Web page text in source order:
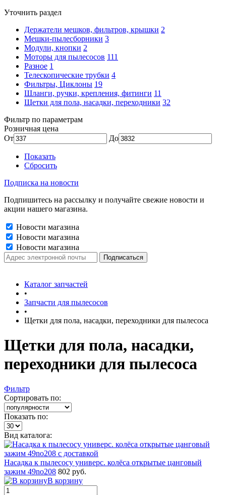
Уточнить раздел
Держатели мешков, фильтров, крышки 2
Мешки-пылесборники 3
Модули, кнопки 2
Моторы для пылесосов 111
Разное 1
Телескопические трубки 4
Фильтры, Циклоны 19
Шланги, ручки, крепления, фитинги 11
Щетки для пола, насадки, переходники 32
Фильтр по параметрам
Розничная цена
От
До
Показать
Сбросить
Подписка на новости
Подпишитесь на рассылку и получайте свежие новости и
акции нашего магазина.
Новости магазина
Новости магазина
Новости магазина
Каталог запчастей
•
Запчасти для пылесосов
•
Щетки для пола, насадки, переходники для пылесоса
Щетки для пола, насадки,
переходники для пылесоса
Фильтр
Сортировать по:
Показать по:
Вид каталога:
Насадка к пылесосу универс. колёса открытые цанговый
зажим 49no208 802 руб.
В корзину